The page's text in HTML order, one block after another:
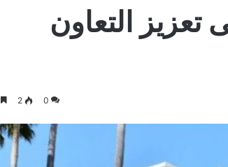
التعاون
0
2